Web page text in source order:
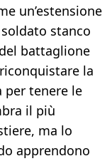
un’estensione
stanco
battaglione
la
per tenere le
il più
ma lo
apprendono